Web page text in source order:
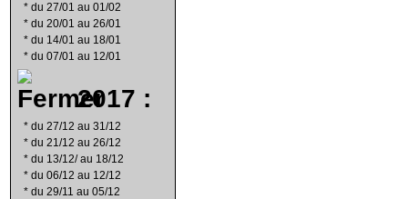
* du 27/01 au 01/02
* du 20/01 au 26/01
* du 14/01 au 18/01
* du 07/01 au 12/01
2017 :
* du 27/12 au 31/12
* du 21/12 au 26/12
* du 13/12/ au 18/12
* du 06/12 au 12/12
* du 29/11 au 05/12